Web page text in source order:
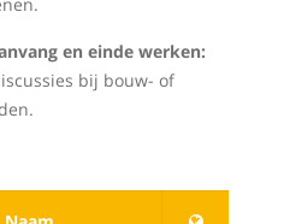
en einde werken:
bij bouw- of